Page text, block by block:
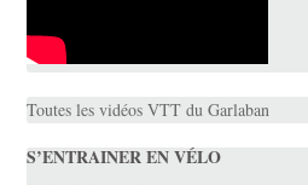
Toutes les vidéos VTT du Garlaban
S’ENTRAINER EN VÉLO